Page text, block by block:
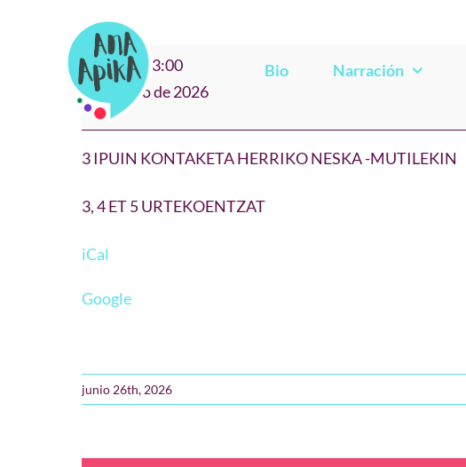
contenido
Bio Narración
"ANIMALIAK"
Errenteria
10:00– 13:00
7 de julio de 2026
3 IPUIN KONTAKETA HERRIKO NESKA -MUTILEKIN
3, 4 ET 5 URTEKOENTZAT
iCal
Google
junio 26th, 2026